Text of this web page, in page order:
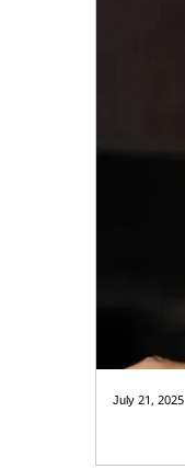
July 21, 2025